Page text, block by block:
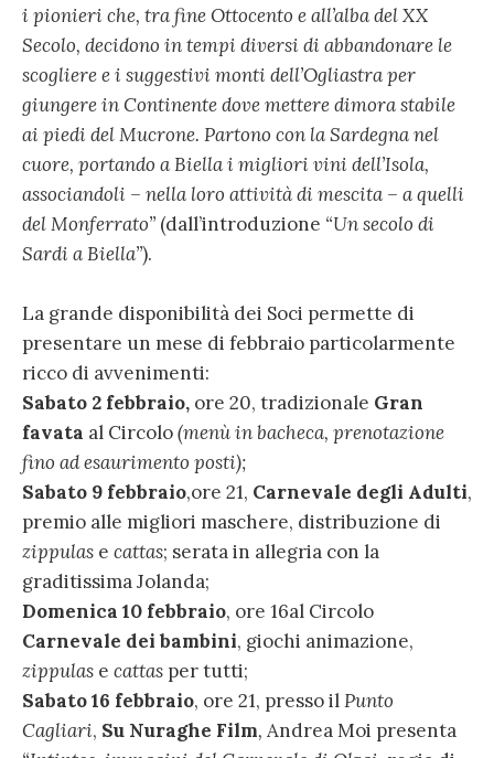
i pionieri che, tra fine Ottocento e all’alba del XX
Secolo, decidono in tempi diversi di abbandonare le
scogliere e i suggestivi monti dell’Ogliastra per
giungere in Continente dove mettere dimora stabile
ai piedi del Mucrone. Partono con la Sardegna nel
cuore, portando a Biella i migliori vini dell’Isola,
associandoli – nella loro attività di mescita – a quelli
del Monferrato” (dall’introduzione “Un secolo di
Sardi a Biella”).
La grande disponibilità dei Soci permette di
presentare un mese di febbraio particolarmente
ricco di avvenimenti:
Sabato 2 febbraio, ore 20, tradizionale Gran
favata al Circolo(menù in bacheca, prenotazione
fino ad esaurimento posti);
Sabato 9 febbraio,ore 21, Carnevale degli Adulti,
premio alle migliori maschere, distribuzione di
zippulas e cattas; serata in allegria con la
graditissima Jolanda;
Domenica 10 febbraio, ore 16al Circolo
Carnevale dei bambini, giochi animazione,
zippulas e cattas per tutti;
Sabato 16 febbraio, ore 21, presso ilPunto
Cagliari, Su Nuraghe Film, Andrea Moi presenta